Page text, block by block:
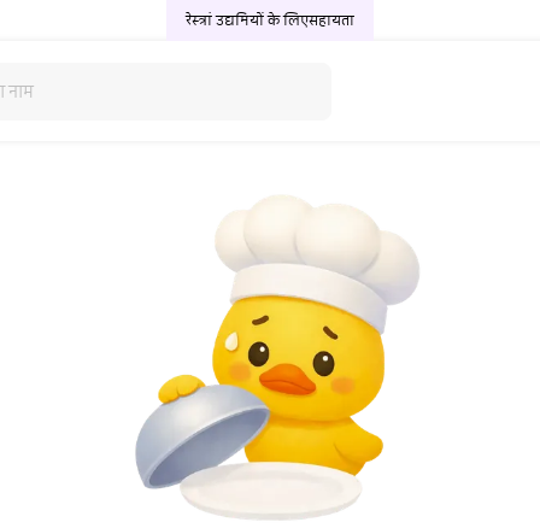
रेस्त्रां उद्यमियों के लिएसहायता